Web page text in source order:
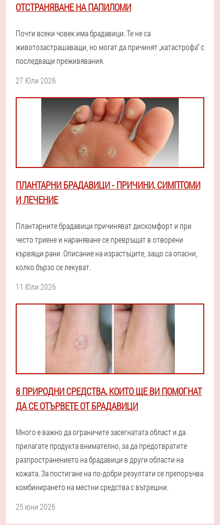
ОТСТРАНЯВАНЕ НА ПАПИЛОМИ
Почти всеки човек има брадавици. Те не са
животозастрашаващи, но могат да причинят „катастрофа“ с
последващи преживявания.
27 Юли 2026
ПЛАНТАРНИ БРАДАВИЦИ - ПРИЧИНИ, СИМПТОМИ
И ЛЕЧЕНИЕ
Плантарните брадавици причиняват дискомфорт и при
често триене и нараняване се превръщат в отворени
кървящи рани. Описание на израстъците, защо са опасни,
колко бързо се лекуват.
11 Юли 2026
8 ПРИРОДНИ СРЕДСТВА, КОИТО ЩЕ ВИ ПОМОГНАТ
ДА СЕ ОТЪРВЕТЕ ОТ БРАДАВИЦИ
Много е важно да ограничите засегнатата област и да
прилагате продукта внимателно, за да предотвратите
разпространението на брадавици в други области на
кожата. За постигане на по-добри резултати се препоръчва
комбинирането на местни средства с вътрешни.
25 юни 2026